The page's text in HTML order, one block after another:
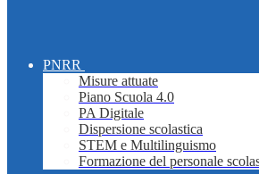
PNRR
Misure attuate
Piano Scuola 4.0
PA Digitale
Dispersione scolastica
STEM e Multilinguismo
Formazione del personale